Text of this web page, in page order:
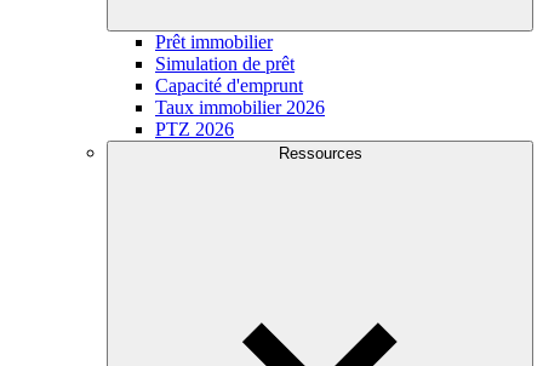
Prêt immobilier
Simulation de prêt
Capacité d'emprunt
Taux immobilier 2026
PTZ 2026
Ressources